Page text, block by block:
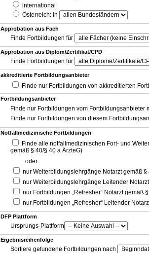
international
Österreich: in
Approbation aus Fach
Finde Fortbildungen für
Approbation aus Diplom/Zertifikat/CPD
Finde Fortbildungen für
akkreditierte Fortbildungsanbieter
Finde nur Fortbildungen von akkreditierten
Fortbildungsanbieter
Finde nur Fortbildungen vom Fortbildungsanbieter
Finde nur Fortbildungen von diesem
Notfallmedizinische Fortbildungen
Finde alle notfallmedizinischen Fort- und
gemäß § 40/§ 40 a ÄrzteG)
oder
nur Weiterbildungslehrgänge Notarzt gemäß §
nur Weiterbildungslehrgänge Leitender
nur Fortbildungen „Refresher“ Notarzt gemäß
nur Fortbildungen „Refresher“ Leitender
DFP Plattform
Ursprungs-Plattform
Ergebnisreihenfolge
Sortiere gefundene Fortbildungen nach